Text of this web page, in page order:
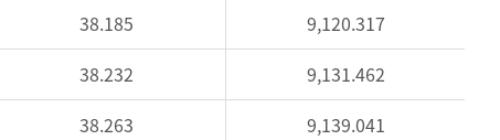
38.185
9,120.317
38.232
9,131.462
38.263
9,139.041